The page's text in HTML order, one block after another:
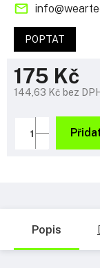
175 Kč
144,63 Kč bez
cena:
info@
POPTAT
Popis